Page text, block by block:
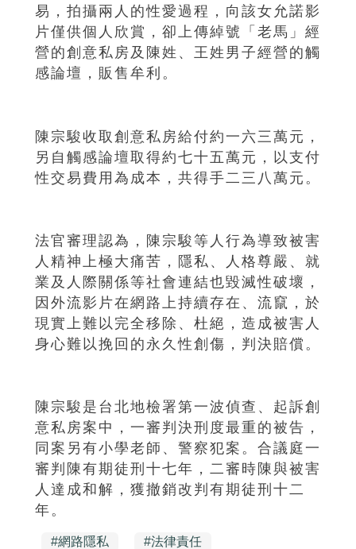
易，拍攝兩人的性愛過程，向該女允諾影
片僅供個人欣賞，卻上傳綽號「老馬」經
營的創意私房及陳姓、王姓男子經營的觸
感論壇，販售牟利。
陳宗駿收取創意私房給付約一六三萬元，
另自觸感論壇取得約七十五萬元，以支付
性交易費用為成本，共得手二三八萬元。
法官審理認為，陳宗駿等人行為導致被害
人精神上極大痛苦，隱私、人格尊嚴、就
業及人際關係等社會連結也毀滅性破壞，
因外流影片在網路上持續存在、流竄，於
現實上難以完全移除、杜絕，造成被害人
身心難以挽回的永久性創傷，判決賠償。
陳宗駿是台北地檢署第一波偵查、起訴創
意私房案中，一審判決刑度最重的被告，
同案另有小學老師、警察犯案。合議庭一
審判陳有期徒刑十七年，二審時陳與被害
人達成和解，獲撤銷改判有期徒刑十二
年。
#網路隱私 #法律責任